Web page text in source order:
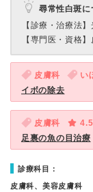
尋常性白斑に
【診療・治療法】
【専門医・資格】
皮膚科 い
イボの除去
皮膚科
4.5
足裏の魚の目治療
診療科目：
皮膚科、美容皮膚科